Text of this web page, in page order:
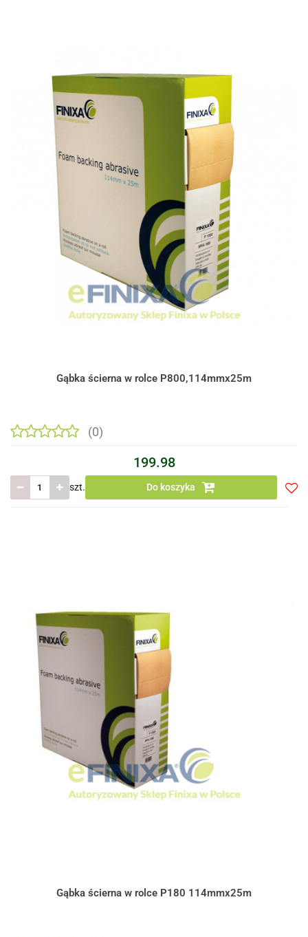
Gąbka ścierna w rolce P800,114mmx25m
(0)
199.98
szt. Do koszyka
Gąbka ścierna w rolce P180 114mmx25m